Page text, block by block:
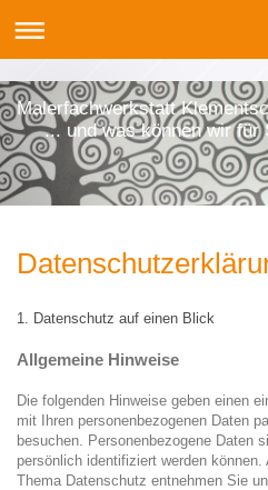
Malerfachwerkstatt
... und was können wir für
1. Datenschutz auf einen Blick
Allgemeine Hinweise
Die folgenden Hinweise geben einen
mit Ihren personenbezogenen Daten
besuchen. Personenbezogene Daten
persönlich identifiziert werden
Thema Datenschutz entnehmen Sie